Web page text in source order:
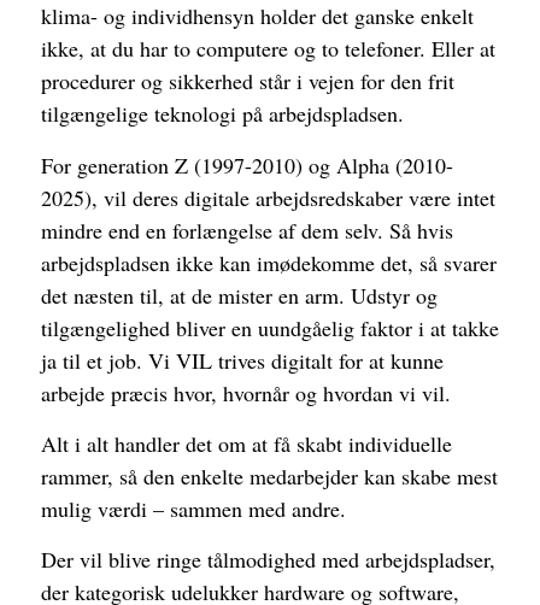
klima- og individhensyn holder det ganske enkelt
ikke, at du har to computere og to telefoner. Eller at
procedurer og sikkerhed står i vejen for den frit
tilgængelige teknologi på arbejdspladsen.
For generation Z (1997-2010) og Alpha (2010-
2025), vil deres digitale arbejdsredskaber være intet
mindre end en forlængelse af dem selv. Så hvis
arbejdspladsen ikke kan imødekomme det, så svarer
det næsten til, at de mister en arm. Udstyr og
tilgængelighed bliver en uundgåelig faktor i at takke
ja til et job. Vi VIL trives digitalt for at kunne
arbejde præcis hvor, hvornår og hvordan vi vil.
Alt i alt handler det om at få skabt individuelle
rammer, så den enkelte medarbejder kan skabe mest
mulig værdi – sammen med andre.
Der vil blive ringe tålmodighed med arbejdspladser,
der kategorisk udelukker hardware og software,